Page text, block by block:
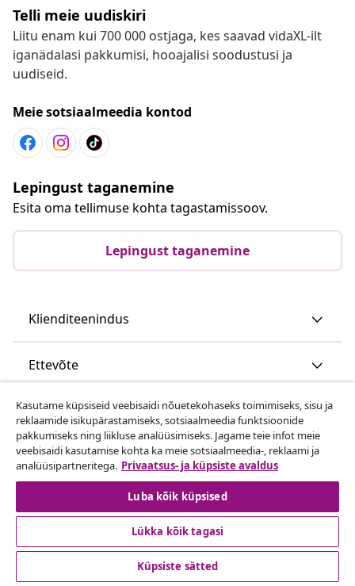
Telli meie uudiskiri
Liitu enam kui 700 000 ostjaga, kes saavad vidaXL-ilt
iganädalasi pakkumisi, hooajalisi soodustusi ja
uudiseid.
Meie sotsiaalmeedia kontod
Lepingust taganemine
Esita oma tellimuse kohta tagastamissoov.
Lepingust taganemine
Klienditeenindus
Ettevõte
vidaXL
Vaata rohkem
Kasutame küpsiseid veebisaidi nõuetekohaseks toimimiseks, sisu ja
reklaamide isikupärastamiseks, sotsiaalmeedia funktsioonide
pakkumiseks ning liikluse analüüsimiseks. Jagame teie infot meie
veebisaidi kasutamise kohta ka meie sotsiaalmeedia-, reklaami ja
analüüsipartneritega. Privaatsus- ja küpsiste avaldus
Luba kõik küpsised
Lükka kõik tagasi
Küpsiste sätted